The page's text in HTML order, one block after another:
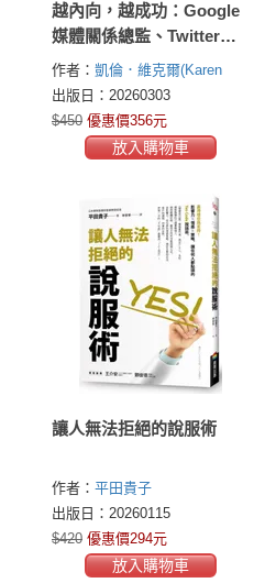
越內向，越成功：Google
媒體關係總監、Twitter總
編親授，給內向者的「無
壓力社交法」，輕鬆建立
深刻人脈
作者： 凱倫．維克爾(Karen
Wickre)
出版日：20260303
$450 優惠價356元
放入購物車
讓人無法拒絕的說服術
作者： 平田貴子
出版日：20260115
$420 優惠價294元
放入購物車